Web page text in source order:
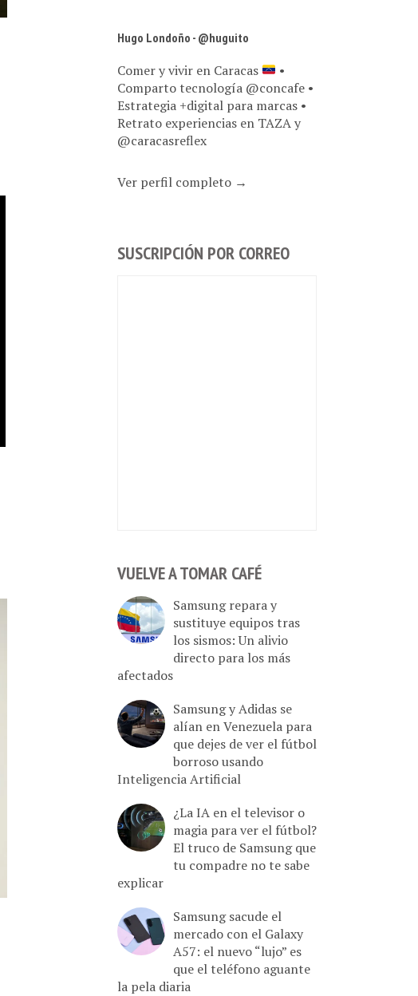
Hugo Londoño - @huguito
Comer y vivir en Caracas
•
Comparto tecnología @concafe •
Estrategia +digital para marcas •
Retrato experiencias en TAZA y
@caracasreflex
Ver perfil completo →
SUSCRIPCIÓN POR CORREO
VUELVE A TOMAR CAFÉ
Samsung repara y
sustituye equipos tras
los sismos: Un alivio
directo para los más
afectados
Samsung y Adidas se
alían en Venezuela para
que dejes de ver el fútbol
borroso usando
Inteligencia Artificial
¿La IA en el televisor o
magia para ver el fútbol?
El truco de Samsung que
tu compadre no te sabe
explicar
Samsung sacude el
mercado con el Galaxy
A57: el nuevo “lujo” es
que el teléfono aguante
la pela diaria